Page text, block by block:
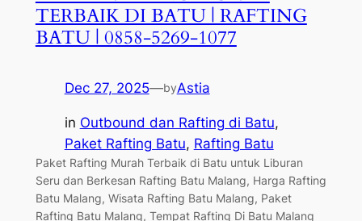
TERBAIK DI BATU | RAFTING
BATU | 0858-5269-1077
Dec 27, 2025—byAstia
in Outbound dan Rafting di Batu
Paket Rafting Batu, Rafting Batu
Paket Rafting Murah Terbaik di Batu untuk Liburan
Seru dan Berkesan Rafting Batu Malang, Harga Rafting
Batu Malang, Wisata Rafting Batu Malang, Paket
Rafting Batu Malang, Tempat Rafting Di Batu Malang